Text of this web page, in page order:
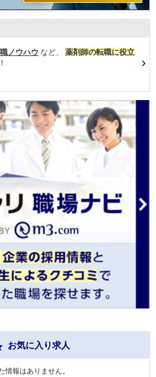
ノウハウ など、 薬剤師の転職に役立
お気に入り求人
情報はありません。